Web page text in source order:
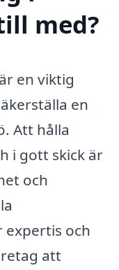
med?
en viktig
en
Att hålla
i gott skick är
och
och
att